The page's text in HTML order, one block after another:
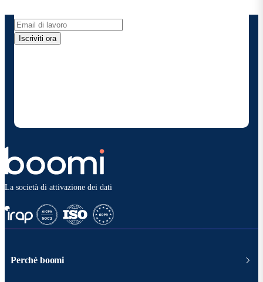
Iscriviti ora
La società di attivazione dei dati
Perché boomi